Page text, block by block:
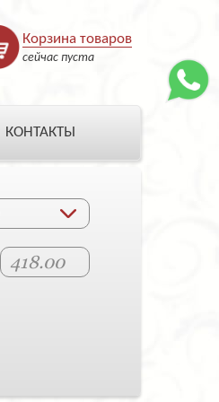
Корзина товаров
сейчас пуста
КОНТАКТЫ